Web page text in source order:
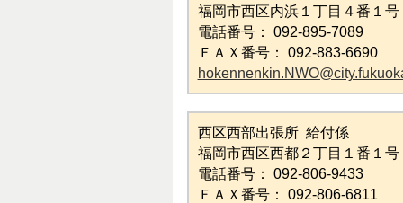
福岡市西区内浜１丁目４番１号
電話番号： 092-895-7089
ＦＡＸ番号： 092-883-6690
西区西部出張所 給付係
福岡市西区西都２丁目１番１号
電話番号： 092-806-9433
ＦＡＸ番号： 092-806-6811